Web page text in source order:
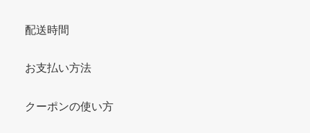
配送時間
お支払い方法
クーポンの使い方